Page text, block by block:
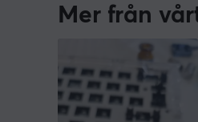
Mer från